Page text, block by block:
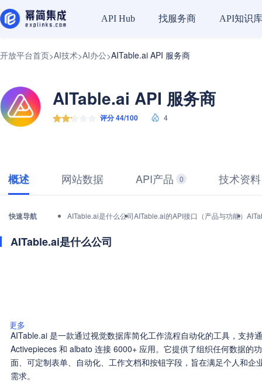
API Hub 找服务商 API知识库
开放平台首页>AI技术>AI办公>AITable.ai API 服务商
AITable.ai API 服务商
评分 44/100 4
概述 网站数据 API产品 0 技术资料
快速导航 AITable.ai是什么公司AITable.ai的API接口（产品与功能）
AITable.ai是什么公司
更多
AITable.ai 是一款通过视觉数据库简化工作流程自动化的工具，支持
Activepieces 和 albato 连接 6000+ 应用。它提供了组织任何数据的
面、可定制表单、自动化、工作文档和按钮字段，旨在满足个人和企
需求。